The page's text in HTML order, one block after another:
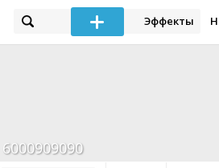
Эффекты
6000909090